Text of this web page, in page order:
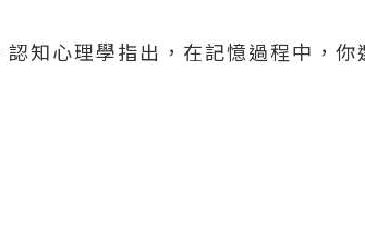
知心理學指出，在記憶過程中，你